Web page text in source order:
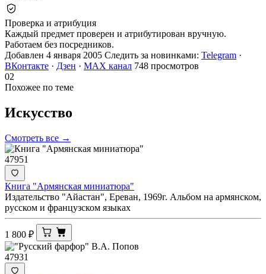
Проверка и атрибуция
Каждый предмет проверен и атрибутирован вручную.
Работаем без посредников.
Добавлен 4 января 2005 Следить за новинками: Telegram ·
ВКонтакте · Дзен · MAX канал 748 просмотров
02
Похожее по теме
Искусство
Смотреть все →
47951
Книга "Армянская миниатюра"
Издательство "Айастан", Ереван, 1969г. Альбом на армянском,
русском и французском языках
1 800 ₽
47931